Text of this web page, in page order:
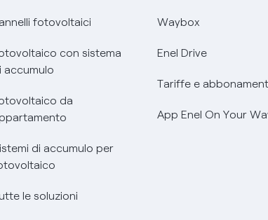
fotovoltaici
con sistema
accumulo
da
di accumulo per
le soluzioni
Waybox
Enel Drive
Tariffe e
App Enel On Your